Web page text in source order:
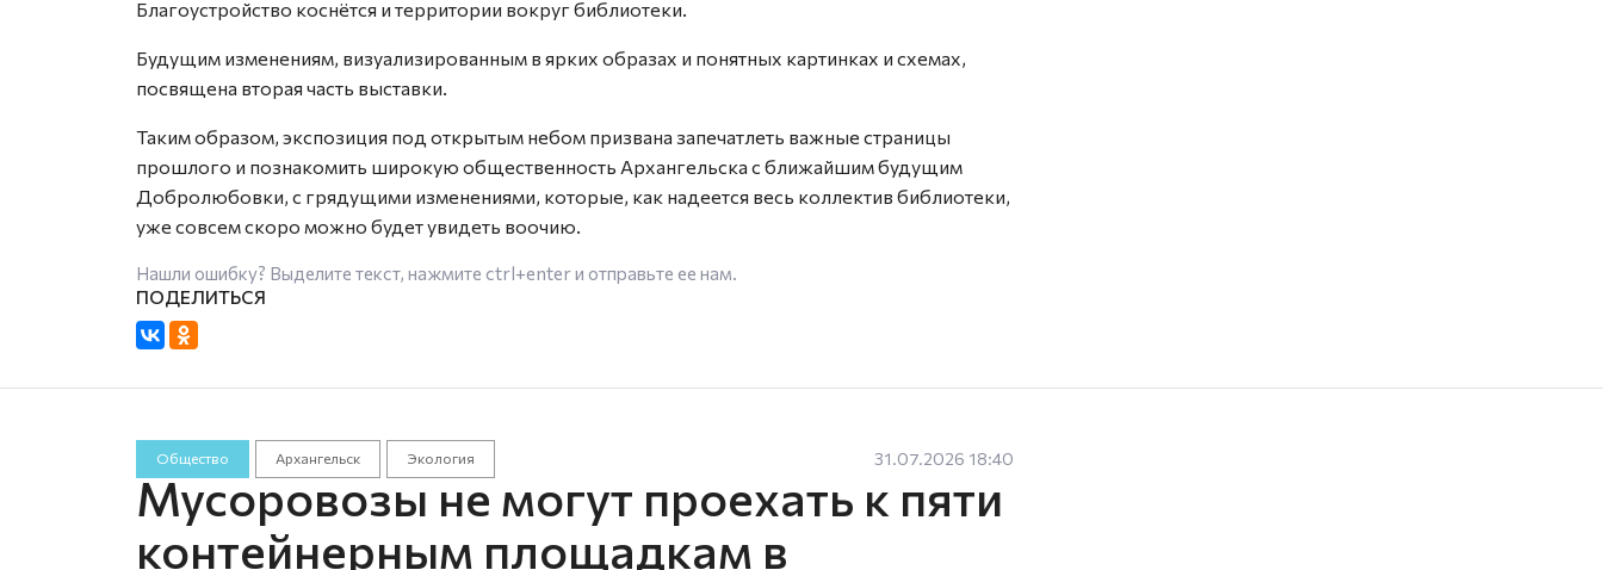
Благоустройство коснётся и территории вокруг библиотеки.
Будущим изменениям, визуализированным в ярких образах и понятных картинках и схемах,
посвящена вторая часть выставки.
Таким образом, экспозиция под открытым небом призвана запечатлеть важные страницы
прошлого и познакомить широкую общественность Архангельска с ближайшим будущим
Добролюбовки, с грядущими изменениями, которые, как надеется весь коллектив библиотеки,
уже совсем скоро можно будет увидеть воочию.
Нашли ошибку? Выделите текст, нажмите ctrl+enterи отправьте ее нам.
Общество Архангельск Экология 31.07.2026 18:40
Мусоровозы не могут проехать к пяти
контейнерным площадкам в